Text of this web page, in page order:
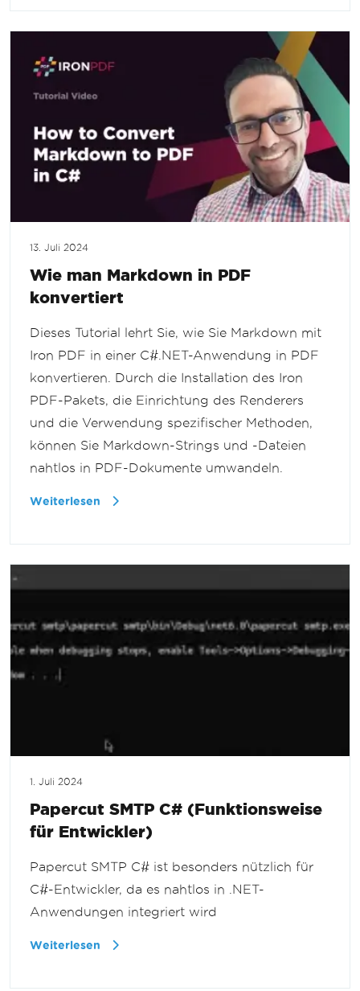
13. Juli 2024
Wie man Markdown in PDF
konvertiert
Dieses Tutorial lehrt Sie, wie Sie Markdown mit
Iron PDF in einer C#.NET-Anwendung in PDF
konvertieren. Durch die Installation des Iron
PDF-Pakets, die Einrichtung des Renderers
und die Verwendung spezifischer Methoden,
können Sie Markdown-Strings und -Dateien
nahtlos in PDF-Dokumente umwandeln.
Weiterlesen
1. Juli 2024
Papercut SMTP C# (Funktionsweise
für Entwickler)
Papercut SMTP C# ist besonders nützlich für
C#-Entwickler, da es nahtlos in .NET-
Anwendungen integriert wird
Weiterlesen